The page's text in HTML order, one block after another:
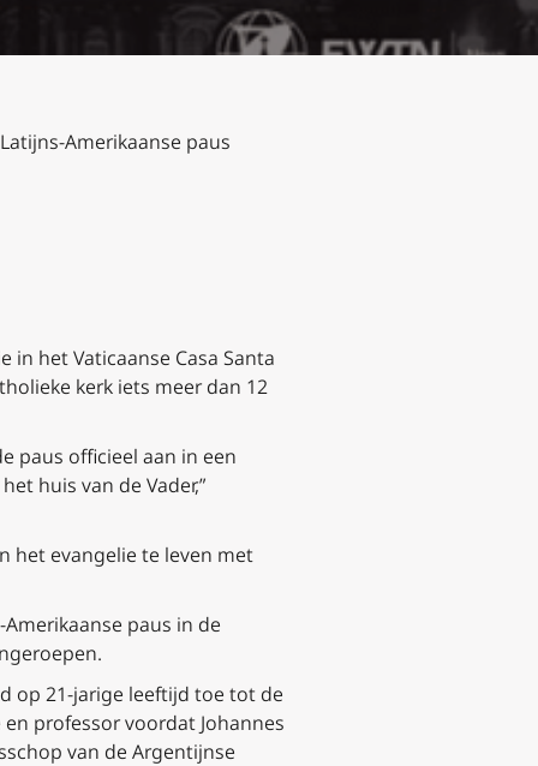
Amerikaanse paus
in het Vaticaanse Casa Santa
kerk iets meer dan 12
paus officieel aan in een
huis van de Vader,”
het evangelie te leven met
paus in de
op 21-jarige leeftijd toe tot de
professor voordat Johannes
van de Argentijnse